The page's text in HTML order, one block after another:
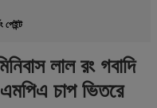
পেইন্ট
লাল রং গবাদি
চাপ ভিতরে